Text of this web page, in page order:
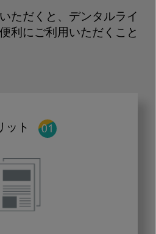
ただくと、デンタルライ
利にご利用いただくこと
ット